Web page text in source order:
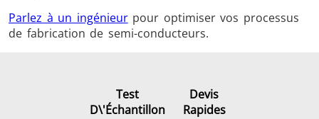
Parlez à un ingénieurpour optimiser vos processus
de fabrication de semi-conducteurs.
Test
D\'échantillon
Devis
Rapides